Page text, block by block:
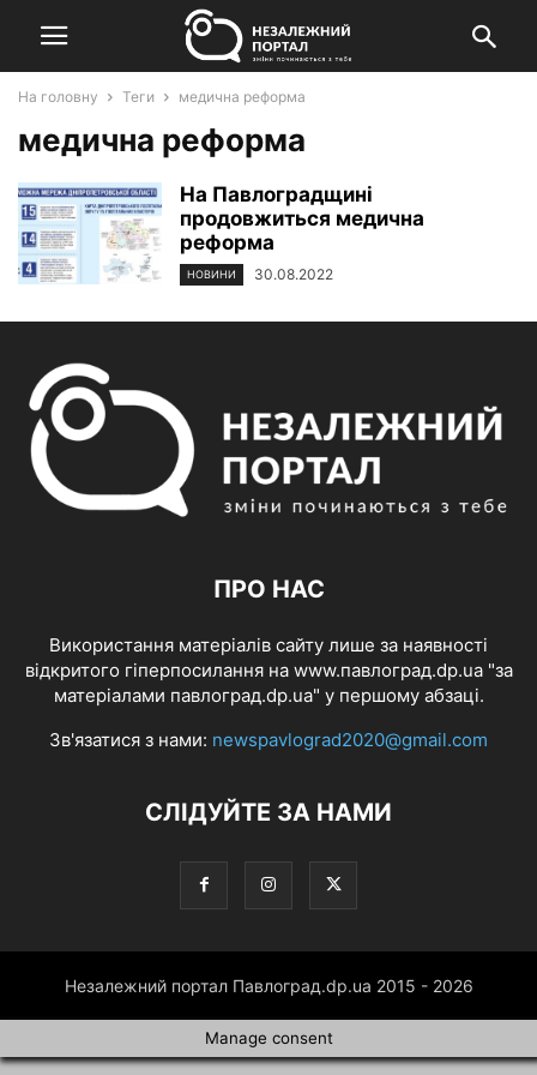
На головну Теги медична реформа
медична реформа
На Павлоградщині
продовжиться медична
реформа
НОВИНИ 30.08.2022
ПРО НАС
Використання матеріалів сайту лише за наявності
відкритого гіперпосилання на www.павлоград.dp.ua "за
матеріалами павлоград.dp.ua" у першому абзаці.
Зв'язатися з нами: newspavlograd2020@gmail.com
СЛІДУЙТЕ ЗА НАМИ
Незалежний портал Павлоград.dp.ua 2015 - 2026
Manage consent